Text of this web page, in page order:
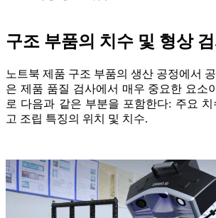
구조 부품의 치수 및 형상
노트북 제품 구조 부품의 생산 공정에서
은 제품 품질 검사에서 매우 중요한 요소
로 다음과 같은 부분을 포함한다: 주요 치
고 조립 특징의 위치 및 치수.